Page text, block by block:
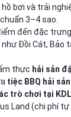
bơi và trải
3–4 sao.
đến đặc
Đồi Cát, Bảo
thực hải sản
tiệc BBQ hải sản
trò chơi tại
Land (chi phí tự